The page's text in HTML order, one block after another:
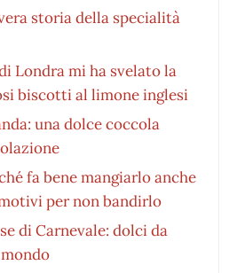
storia della specialità
Londra mi ha svelato la
biscotti al limone inglesi
una dolce coccola
fa bene mangiarlo anche
per non bandirlo
di Carnevale: dolci da